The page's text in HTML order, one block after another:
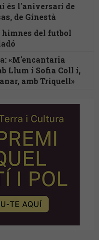
és l'aniversari de
de Ginestà
himnes del futbol
«M'encantaria
Llum i Sofia Coll i,
amb Triquell»